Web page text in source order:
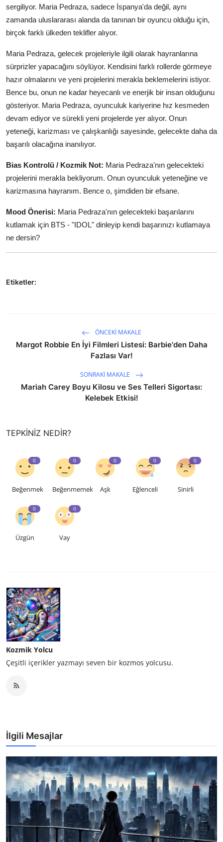
sergiliyor. Maria Pedraza, sadece İspanya'da değil, aynı
zamanda uluslararası alanda da tanınan bir oyuncu olduğu için,
birçok farklı ülkeden teklifler alıyor.
Maria Pedraza, gelecek projeleriyle ilgili olarak hayranlarına
sürprizler yapacağını söylüyor. Kendisini farklı rollerde görmeye
hazır olmalarını ve yeni projelerini merakla beklemelerini istiyor.
Bence bu, onun ne kadar heyecanlı ve enerjik bir insan olduğunu
gösteriyor. Maria Pedraza, oyunculuk kariyerine hız kesmeden
devam ediyor ve sürekli yeni projelerde yer alıyor. Onun
yeteneği, karizması ve çalışkanlığı sayesinde, gelecekte daha da
başarılı olacağına inanılıyor.
Bias Kontrolü / Kozmik Not: Maria Pedraza'nın gelecekteki
projelerini merakla bekliyorum. Onun oyunculuk yeteneğine ve
karizmasına hayranım. Bence o, şimdiden bir efsane.
Mood Önerisi: Maria Pedraza'nın gelecekteki başarılarını
kutlamak için BTS - "IDOL" dinleyip kendi başarınızı kutlamaya
ne dersin?
Etiketler:
ÖNCEKI MAKALE
Margot Robbie En İyi Filmleri Listesi: Barbie'den Daha
Fazlası Var!
SONRAKI MAKALE
Mariah Carey Boyu Kilosu ve Ses Telleri Sigortası:
Kelebek Etkisi!
TEPKINIZ NEDIR?
0
Beğenmek
0
Beğenmemek
0
Aşk
0
Eğlenceli
0
Sinirli
0
Üzgün
0
Vay
Kozmik Yolcu
Çeşitli içerikler yazmayı seven bir kozmos yolcusu.
İlgili Mesajlar